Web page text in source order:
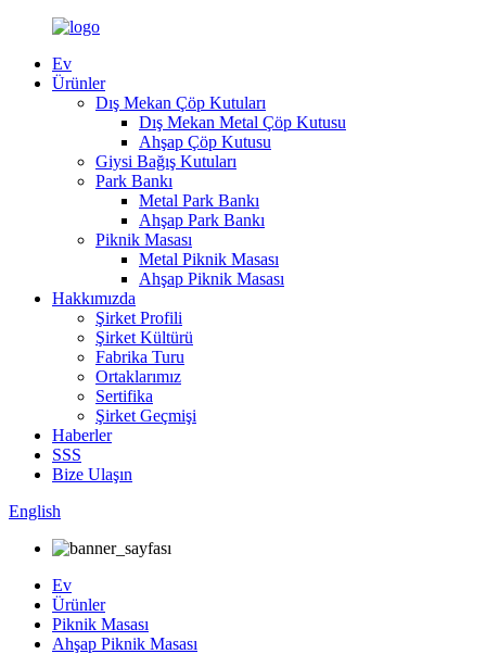
Ev
Ürünler
Dış Mekan Çöp Kutuları
Dış Mekan Metal Çöp Kutusu
Ahşap Çöp Kutusu
Giysi Bağış Kutuları
Park Bankı
Metal Park Bankı
Ahşap Park Bankı
Piknik Masası
Metal Piknik Masası
Ahşap Piknik Masası
Hakkımızda
Şirket Profili
Şirket Kültürü
Fabrika Turu
Ortaklarımız
Sertifika
Şirket Geçmişi
Haberler
SSS
Bize Ulaşın
English
Ev
Ürünler
Piknik Masası
Ahşap Piknik Masası